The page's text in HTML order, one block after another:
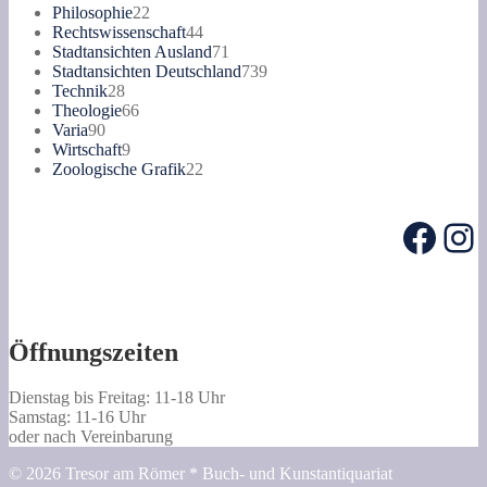
Philosophie22
Produkte
Rechtswissenschaft4444
Produkte
Stadtansichten Ausland71
Produkte
Stadtansichten Deutschland739739
Technik2828
Produkte
Theologie6666
Varia9090
Produkte
Wirtschaft99
Produkte
Zoologische Grafik22
Öffnungszeiten
Dienstag bis Freitag: 11-18 Uhr
Samstag: 11-16 Uhr
oder nach Vereinbarung
© 2026 Tresor am Römer * Buch- und Kunstantiquariat